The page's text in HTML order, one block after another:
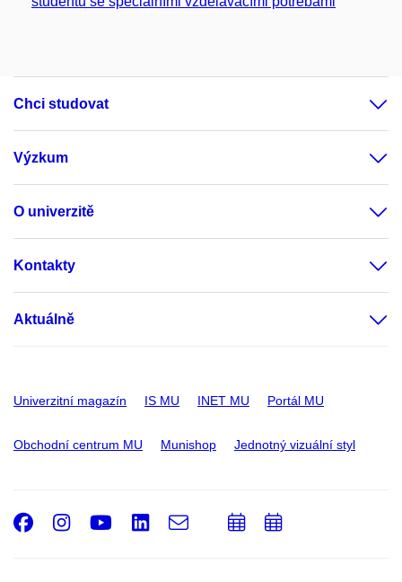
Chci studovat
Výzkum
O univerzitě
Kontakty
Aktuálně
Univerzitní magazín IS MU INET MU Portál MU
Obchodní centrum MU Munishop Jednotný vizuální styl
Facebook
Instagram
Youtube
LinkedIn
e-
PřidatPřidat